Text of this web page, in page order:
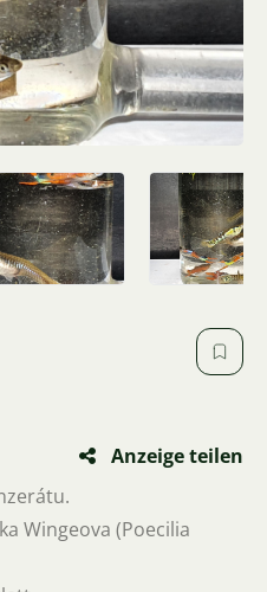
Anzeige teilen
Wingeova (Poecilia